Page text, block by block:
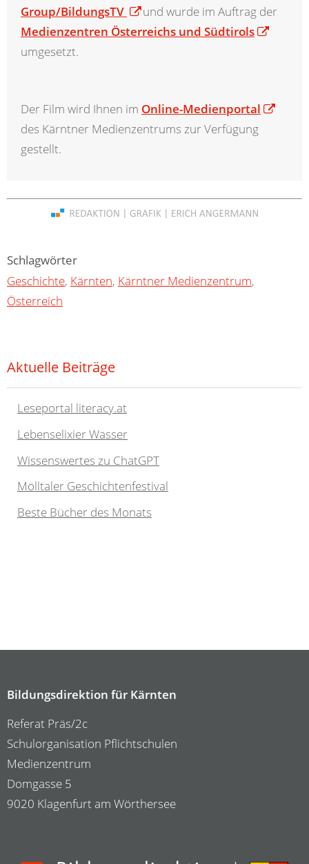
Group/BildungsTV
und wurde im Auftrag der
Medienzentren Österreichs und Südtirols
umgesetzt.
Der Film wird Ihnen im Online-Medienportal
des Kärntner Medienzentrums zur Verfügung
gestellt.
Schlagwörter
Geschichte, Kärnten, Kärntner Medienzentrum,
Österreich
Aktuelle Beiträge
Leseportal literacy.at
Lebenselixier Wasser
Wissenswertes zu ChatGPT
Mölltaler Geschichtenfestival
Beste Bücher des Monats
Bildungsdirektion für Kärnten
Referat Präs/2c
Schulorganisation Pflichtschulen
Medienzentrum
Domgasse 5
9020 Klagenfurt am Wörthersee